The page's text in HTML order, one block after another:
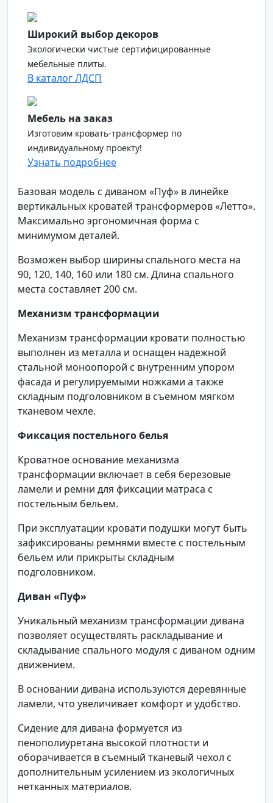
Широкий выбор декоров
Экологически чистые сертифицированные
мебельные плиты.
В каталог ЛДСП
Мебель на заказ
Изготовим кровать-трансформер по
индивидуальному проекту!
Узнать подробнее
Базовая модель с диваном «Пуф» в линейке
вертикальных кроватей трансформеров «Летто».
Максимально эргономичная форма с
минимумом деталей.
Возможен выбор ширины спального места на
90, 120, 140, 160 или 180 см. Длина спального
места составляет 200 см.
Механизм трансформации
Механизм трансформации кровати полностью
выполнен из металла и оснащен надежной
стальной моноопорой с внутренним упором
фасада и регулируемыми ножками а также
складным подголовником в съемном мягком
тканевом чехле.
Фиксация постельного белья
Кроватное основание механизма
трансформации включает в себя березовые
ламели и ремни для фиксации матраса с
постельным бельем.
При эксплуатации кровати подушки могут быть
зафиксированы ремнями вместе с постельным
бельем или прикрыты складным
подголовником.
Диван «Пуф»
Уникальный механизм трансформации дивана
позволяет осуществлять раскладывание и
складывание спального модуля с диваном одним
движением.
В основании дивана используются деревянные
ламели, что увеличивает комфорт и удобство.
Сидение для дивана формуется из
пенополиуретана высокой плотности и
оборачивается в съемный тканевый чехол с
дополнительным усилением из экологичных
нетканных материалов.